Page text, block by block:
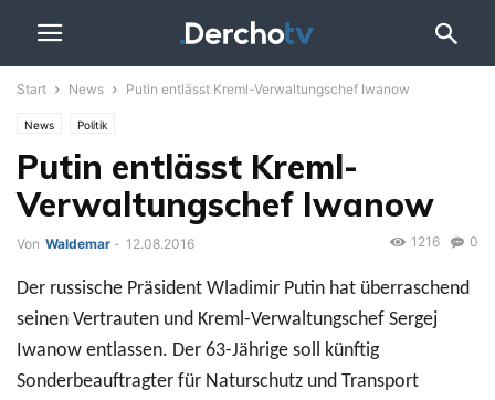
Start News Putin entlässt Kreml-Verwaltungschef Iwanow
News Politik
Putin entlässt Kreml-
Verwaltungschef Iwanow
Von Waldemar - 12.08.2016 0
1216
Der russische Präsident Wladimir Putin hat überraschend
seinen Vertrauten und Kreml-Verwaltungschef Sergej
Iwanow entlassen. Der 63-Jährige soll künftig
Sonderbeauftragter für Naturschutz und Transport